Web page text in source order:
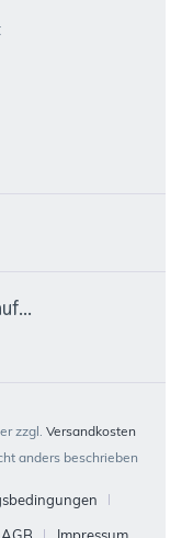
zzgl. Versandkosten
anders beschrieben